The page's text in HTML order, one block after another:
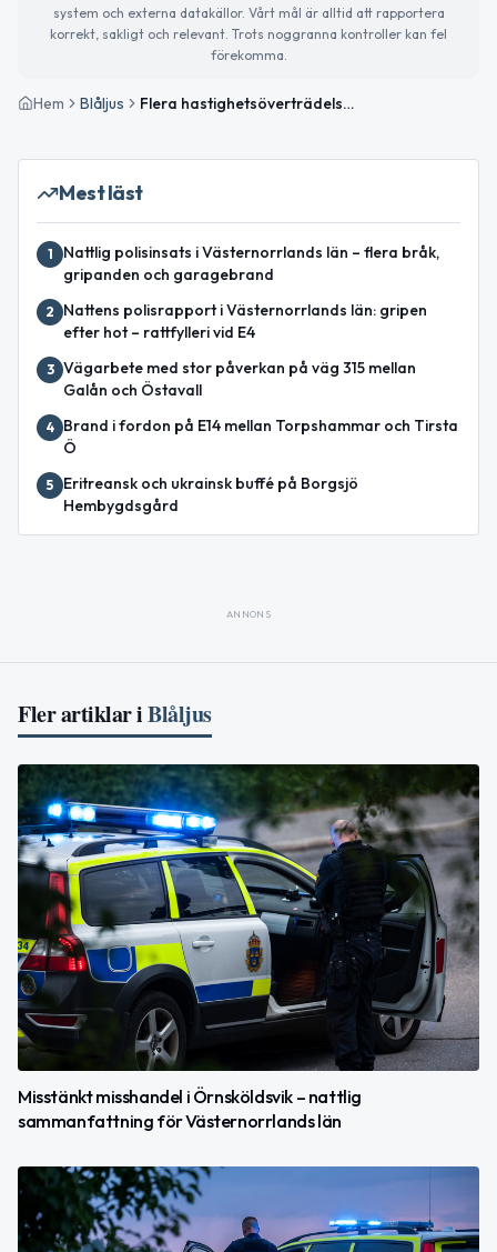
system och externa datakällor. Vårt mål är alltid att rapportera
korrekt, sakligt och relevant. Trots noggranna kontroller kan fel
förekomma.
Hem Blåljus Flera hastighetsöverträdelser och körförbud upptäckta vid trafikkontroller i Västernorrland
Mest läst
1
Nattlig polisinsats i Västernorrlands län – flera bråk,
gripanden och garagebrand
2
Nattens polisrapport i Västernorrlands län: gripen
efter hot – rattfylleri vid E4
3 Vägarbete med stor påverkan på väg 315 mellan
Galån och Östavall
4
Brand i fordon på E14 mellan Torpshammar och Tirsta
Ö
5
Eritreansk och ukrainsk buffé på Borgsjö
Hembygdsgård
ANNONS
Fler artiklar iBlåljus
Misstänkt misshandel i Örnsköldsvik – nattlig
sammanfattning för Västernorrlands län